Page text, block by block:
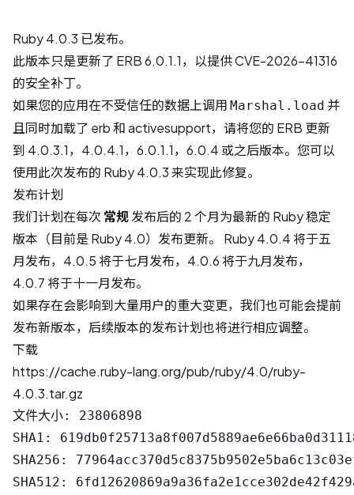
Ruby 4.0.3 已发布。
此版本只是更新了 ERB 6.0.1.1，以提供CVE-2026-41316
的安全补丁。
如果您的应用在不受信任的数据上调用 Marshal.load 并
且同时加载了 erb 和 activesupport，请将您的 ERB 更新
到 4.0.3.1，4.0.4.1，6.0.1.1，6.0.4 或之后版本。您可以
使用此次发布的 Ruby 4.0.3 来实现此修复。
发布计划
我们计划在每次 常规发布后的 2 个月为最新的 Ruby 稳定
版本（目前是 Ruby 4.0）发布更新。 Ruby 4.0.4 将于五
月发布，4.0.5 将于七月发布，4.0.6 将于九月发布，
4.0.7 将于十一月发布。
如果存在会影响到大量用户的重大变更，我们也可能会提前
发布新版本，后续版本的发布计划也将进行相应调整。
下载
https://cache.ruby-lang.org/pub/ruby/4.0/ruby-
4.0.3.tar.gz
文件大小: 23806898
SHA1:
SHA256: